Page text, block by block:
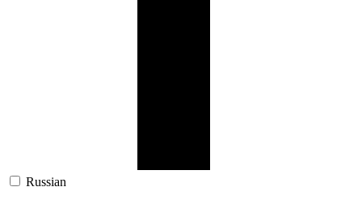
Russian